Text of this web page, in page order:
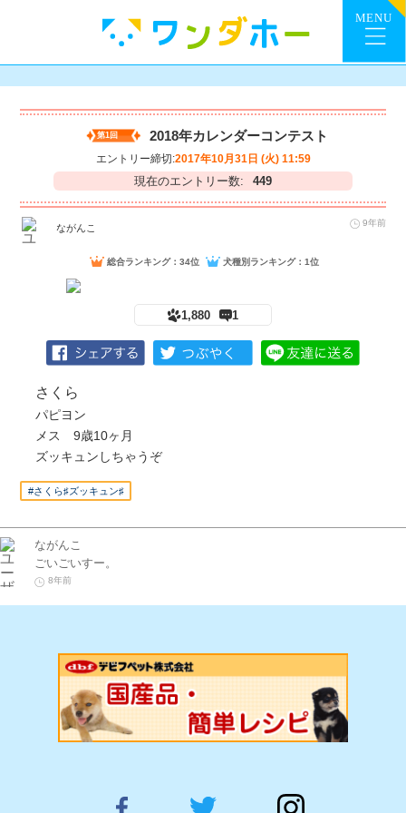
第1回 2018年カレンダーコンテスト
エントリー締切:2017年10月31日 (火) 11:59
現在のエントリー数: 449
ながんこ 9年前
総合ランキング：34位 犬種別ランキング：1位
1,880 1
さくら
パピヨン
メス 9歳10ヶ月
ズッキュンしちゃうぞ
#さくら♯ズッキュン♯
ながんこ
ごいごいすー。
8年前